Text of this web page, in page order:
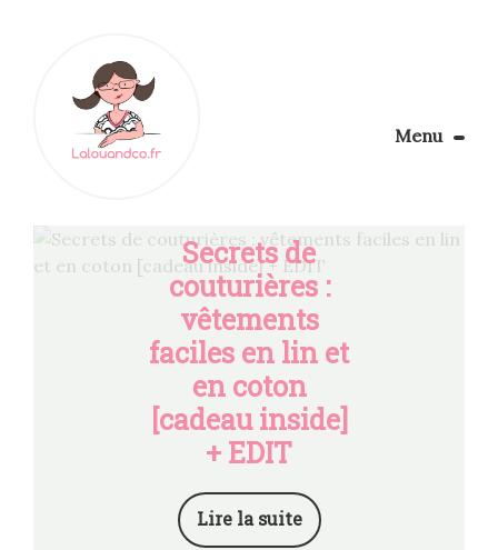
Menu
Apprendre la couture
Aménager son coin couture
Personnalisez vos tissus
Secrets de
couturières :
vêtements
faciles en lin et
en coton
[cadeau inside]
+ EDIT
Lire la suite